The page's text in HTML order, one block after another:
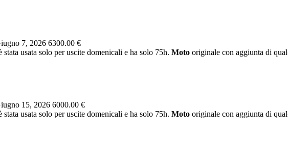
7, 2026 6300.00 €
stata usata solo per uscite domenicali e ha solo 75h. Moto originale con aggiunta di
15, 2026 6000.00 €
stata usata solo per uscite domenicali e ha solo 75h. Moto originale con aggiunta di